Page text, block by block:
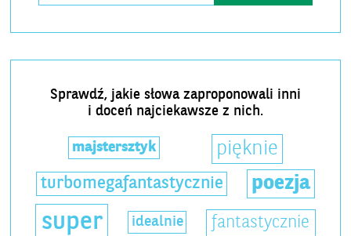
Sprawdź, jakie słowa zaproponowali inni
i doceń najciekawsze z nich.
majstersztyk pięknie
turbomegafantastycznie poezja
super idealnie fantastycznie